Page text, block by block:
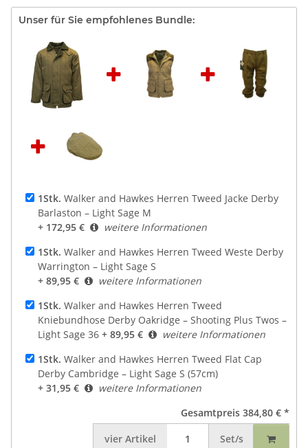
Unser für Sie empfohlenes Bundle:
1Stk. Walker and Hawkes Herren Tweed Jacke Derby
Barlaston – Light Sage M
+ 172,95 €
weitere Informationen
1Stk. Walker and Hawkes Herren Tweed Weste Derby
Warrington – Light Sage S
+ 89,95 €
weitere Informationen
1Stk. Walker and Hawkes Herren Tweed
Kniebundhose Derby Oakridge – Shooting Plus Twos –
Light Sage 36 + 89,95 €
weitere Informationen
1Stk. Walker and Hawkes Herren Tweed Flat Cap
Derby Cambridge – Light Sage S (57cm)
+ 31,95 €
weitere Informationen
Gesamtpreis 384,80 € *
vier Artikel Set/s